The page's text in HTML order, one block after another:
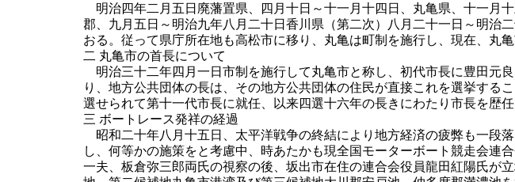
明治四年二月五日廃藩置県、四月十日～十一月十四日、丸亀県、十一月
郡、九月五日～明治九年八月二十日香川県（第二次）八月二十一日～明治
おる。従って県庁所在地も高松市に移り、丸亀は町制を施行し、現在、丸
二 丸亀市の首長について
明治三十二年四月一日市制を施行して丸亀市と称し、初代市長に豊田元
り、地方公共団体の長は、その地方公共団体の住民が直接これを選挙す
選せられて第十一代市長に就任、以来四選十六年の長きにわたり市長を歴任
三 ボートレース発祥の経過
昭和二十年八月十五日、太平洋戦争の終結により地方経済の疲弊も一段
し、何等かの施策をと考慮中、時あたかも現全国モーターボート競走会連
一夫、板倉弥三郎両氏の視察の後、坂出市在住の連合会役員龍田紅陽氏が